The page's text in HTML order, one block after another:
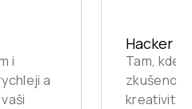
i
a
Hacker
Tam, kde
kreativita,